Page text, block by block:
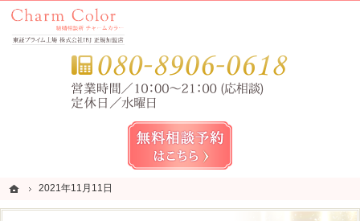
ホーム
2021年11月11日
錦糸町・亀戸・平井の結婚相談所なら当相談所へ。
錦糸町・亀戸・平井の結婚相談所なら短期成婚を目指すCharm Color (チャームカラー)
ホーム
2021年11月11日